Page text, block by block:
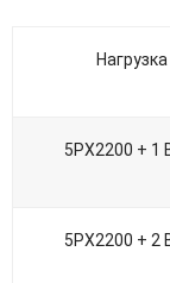
Нагрузка
5PX2200 + 1
5PX2200 + 2